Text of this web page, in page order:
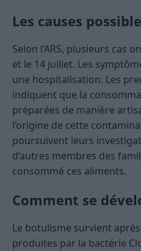
Les causes
Selon l’ARS, plusieurs cas
et le 14 juillet. Les
une hospitalisation. Les
indiquent que la
préparées de manière
l’origine de cette
poursuivent leurs
d’autres membres des
consommé ces aliments.
Comment se
Le botulisme survient
produites par la bactérie